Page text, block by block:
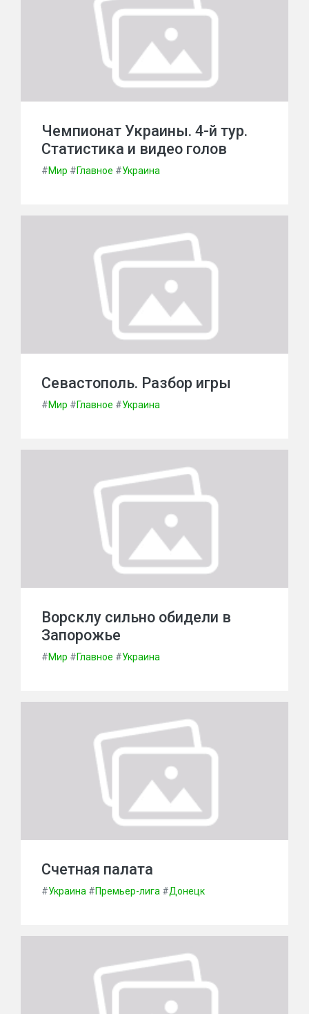
Чемпионат Украины. 4-й тур.
Статистика и видео голов
#Мир #Главное #Украина
Севастополь. Разбор игры
#Мир #Главное #Украина
Ворсклу сильно обидели в
Запорожье
#Мир #Главное #Украина
Счетная палата
#Украина #Премьер-лига #Донецк